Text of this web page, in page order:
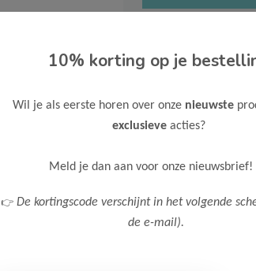
Gratis verzenden
Verzenden 1-3
10% korting op je
Wil je als eerste horen over onze nieuwste
exclusieve acties?
Meld je dan aan voor onze nieuwsbrief!
👉 De kortingscode verschijnt in het volgende
de e-mail).